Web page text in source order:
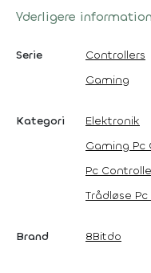
Yderligere information
Serie
Controllers
Gaming
Kategori
Elektronik
Gaming Pc
Pc
Trådløse
Brand 8Bitdo